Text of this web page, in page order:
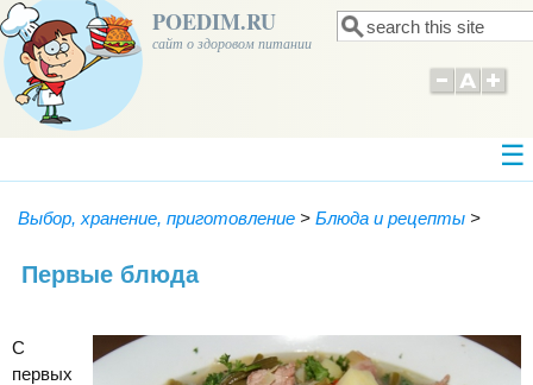
POEDIM.RU
сайт о здоровом питании Форма поиска
Поиск
Выбор, хранение, приготовление > Блюда и рецепты >
Первые блюда
С
первых